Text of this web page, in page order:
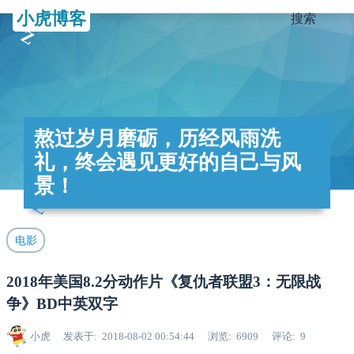
小虎博客 搜索
熬过岁月磨砺，历经风雨洗
礼，终会遇见更好的自己与风
景！
电影
2018年美国8.2分动作片《复仇者联盟3：无限战
争》BD中英双字
小虎 发表于 2018-08-02 00:54:44 浏览 6909 评论 9